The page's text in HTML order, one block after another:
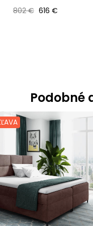
Bežná cena
802 € Cena
616 €
Podobné